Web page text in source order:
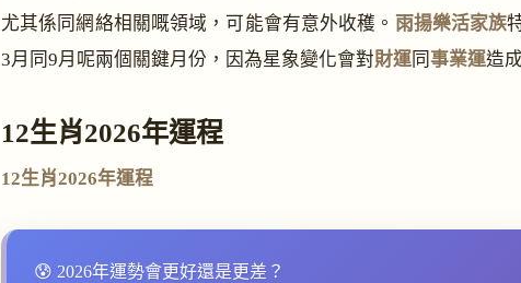
尤其係同網絡相關嘅領域，可能會有意外收穫。 雨揚樂活家族
3月同9月呢兩個關鍵月份，因為星象變化會對財運 同 事業運造
12生肖2026年運程
12生肖2026年運程
😰 2026年運勢會更好還是更差？